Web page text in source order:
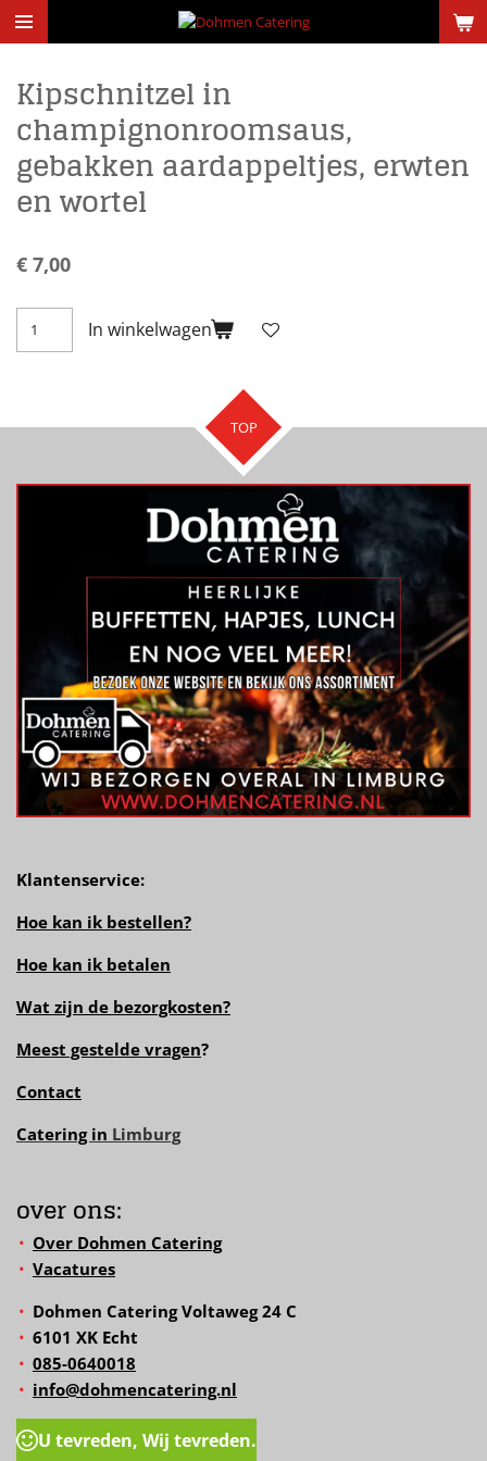
Ga
direct
de
hoofdinhoud
Kipschnitzel in
champignonroomsaus,
gebakken aardappeltjes, erwten
en wortel
€ 7,00
In winkelwagen
TOP
Klantenservice:
Hoe kan ik bestellen?
Hoe kan ik betalen
Wat zijn de bezorgkosten?
Meest gestelde vragen?
Contact
Catering in Limburg
over ons:
Over Dohmen Catering
Vacatures
Dohmen Catering Voltaweg 24 C
6101 XK Echt
085-0640018
info@dohmencatering.nl
U tevreden, Wij tevreden.